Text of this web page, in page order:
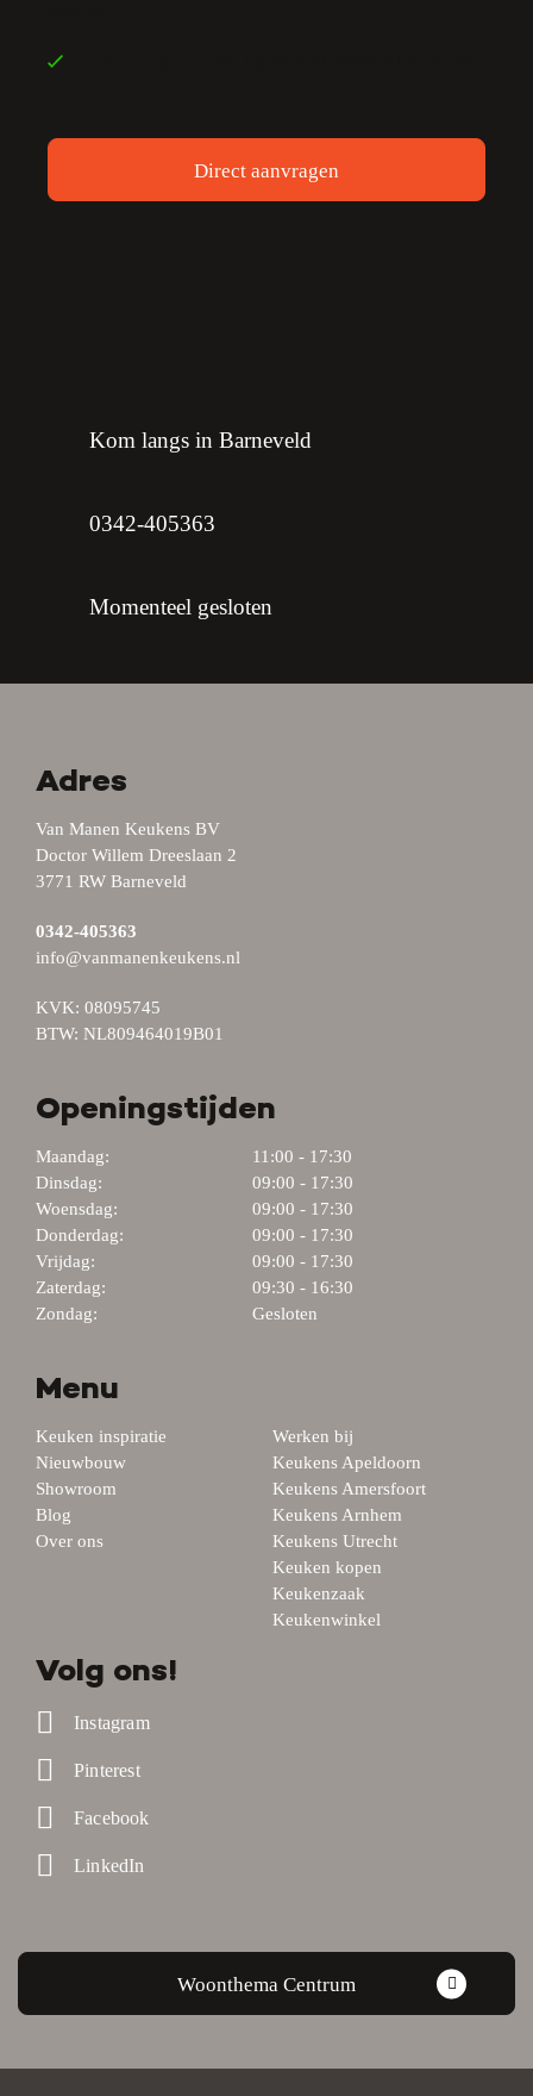
Direct aanvragen
Kom langs in Barneveld
0342-405363
Momenteel gesloten
Adres
Van Manen Keukens BV
Doctor Willem Dreeslaan 2
3771 RW Barneveld
0342-405363
info@vanmanenkeukens.nl
KVK: 08095745
BTW: NL809464019B01
Openingstijden
Maandag:
11:00 - 17:30
Dinsdag:
09:00 - 17:30
Woensdag:
09:00 - 17:30
Donderdag:
09:00 - 17:30
Vrijdag:
09:00 - 17:30
Zaterdag:
09:30 - 16:30
Zondag:
Gesloten
Menu
Keuken inspiratie
Nieuwbouw
Showroom
Blog
Over ons
Werken bij
Keukens Apeldoorn
Keukens Amersfoort
Keukens Arnhem
Keukens Utrecht
Keuken kopen
Keukenzaak
Keukenwinkel
Volg ons!
Instagram
Pinterest
Facebook
LinkedIn
Woonthema Centrum